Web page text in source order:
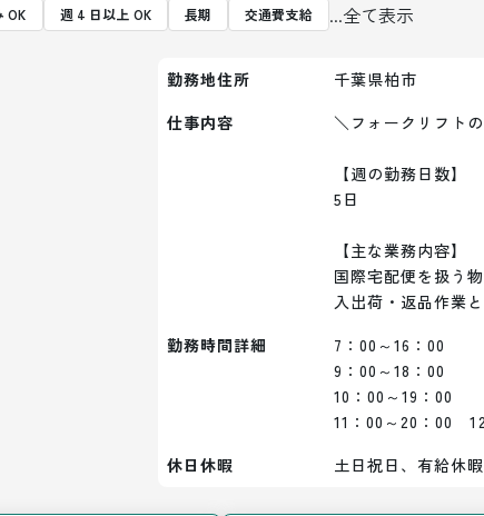
OK 週 4 日以上 OK 長期 交通費支給 ...全て表示
勤務地住所
千葉県柏市
仕事内容
＼フォークリフト
【週の勤務日数】
5日
【主な業務内容】
国際宅配便を扱う
勤務時間詳細
7：00～16：00
9：00～18：00
10：00～19：00
11：00～20：00　
休日休暇
土日祝日、有給休暇